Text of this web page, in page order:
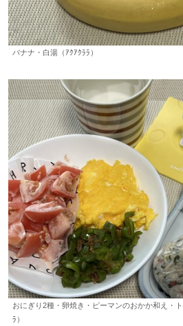
バナナ・白湯（ｱｸｱｸﾗﾗ）
おにぎり2種・卵焼き・ピーマンのおかか和え・
ﾗ）